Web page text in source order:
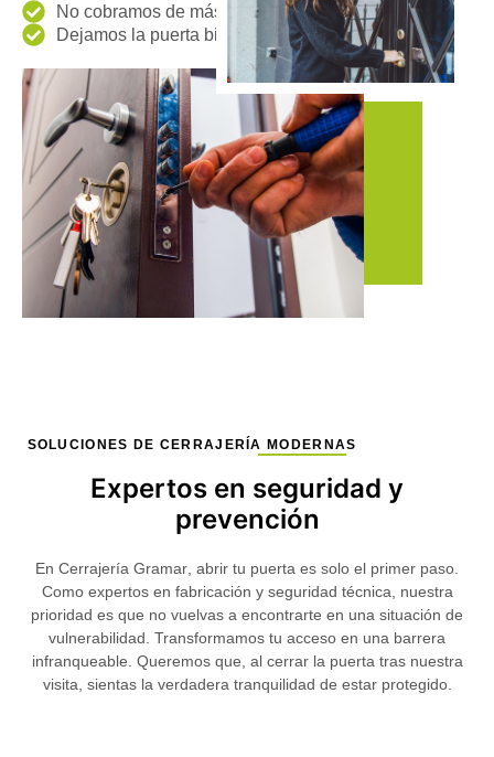
No cobramos de más por ser de noche o festivo.
Dejamos la puerta bien, sin prisas ni chapuzas.
SOLUCIONES DE CERRAJERÍA MODERNAS
Expertos en seguridad y
prevención
En Cerrajería Gramar, abrir tu puerta es solo el primer paso.
Como expertos en fabricación y seguridad técnica, nuestra
prioridad es que no vuelvas a encontrarte en una situación de
vulnerabilidad. Transformamos tu acceso en una barrera
infranqueable. Queremos que, al cerrar la puerta tras nuestra
visita, sientas la verdadera tranquilidad de estar protegido.